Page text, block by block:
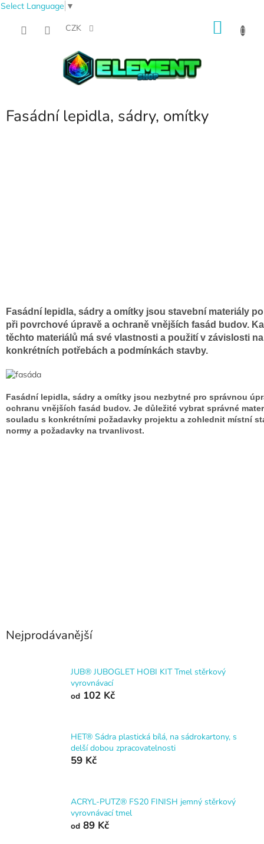
Select Language ▼
CZK
Fasádní lepidla, sádry, omítky
Fasádní lepidla, sádry a omítky jsou stavební materiály
při povrchové úpravě a ochraně vnějších fasád budov.
těchto materiálů má své vlastnosti a použití v závislosti na
konkrétních potřebách a podmínkách stavby.
Fasádní lepidla, sádry a omítky jsou nezbytné pro správnou
ochranu vnějších fasád budov. Je důležité vybrat správné
souladu s konkrétními požadavky projektu a zohlednit místní
normy a požadavky na trvanlivost.
Nejprodávanější
JUB® JUBOGLET HOBI KIT Tmel stěrkový
vyrovnávací
od 102 Kč
HET® Sádra plastická bílá, na sádrokartony, s
delší dobou zpracovatelnosti
59 Kč
ACRYL-PUTZ® FS20 FINISH jemný stěrkový
vyrovnávací tmel
od 89 Kč